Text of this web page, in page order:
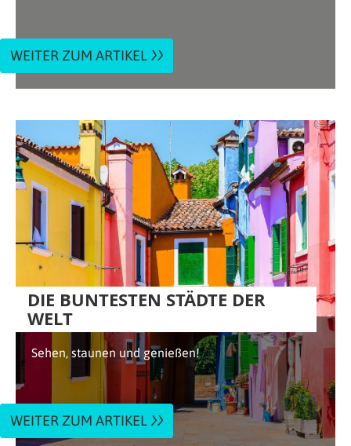
WEITER ZUM ARTIKEL
DIE BUNTESTEN STÄDTE DER
WELT
Sehen, staunen und genießen!
WEITER ZUM ARTIKEL